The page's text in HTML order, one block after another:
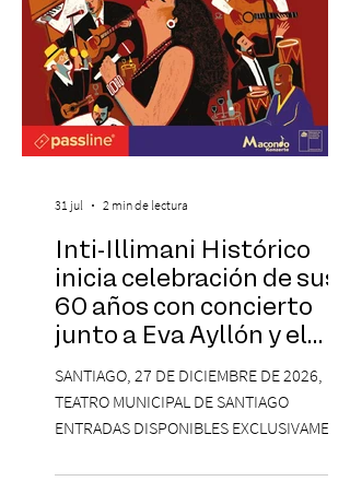
Inti-Illimani Histórico
inicia celebración de sus
60 años con concierto
junto a Eva Ayllón y el
Cuarteto Austral en el
Teatro Municipal de
Santiago
SANTIAGO, 27 DE DICIEMBRE DE 2026,
TEATRO MUNICIPAL DE SANTIAGO
ENTRADAS DISPONIBLES EXCLUSIVAMENTE
agrupación ícono de la Nueva Canción
31 jul 2 min de lectura